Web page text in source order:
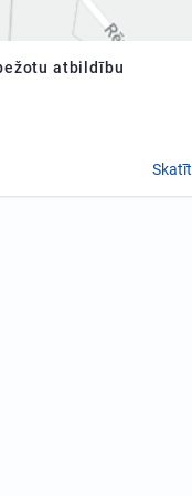
atbildību
Skatīt